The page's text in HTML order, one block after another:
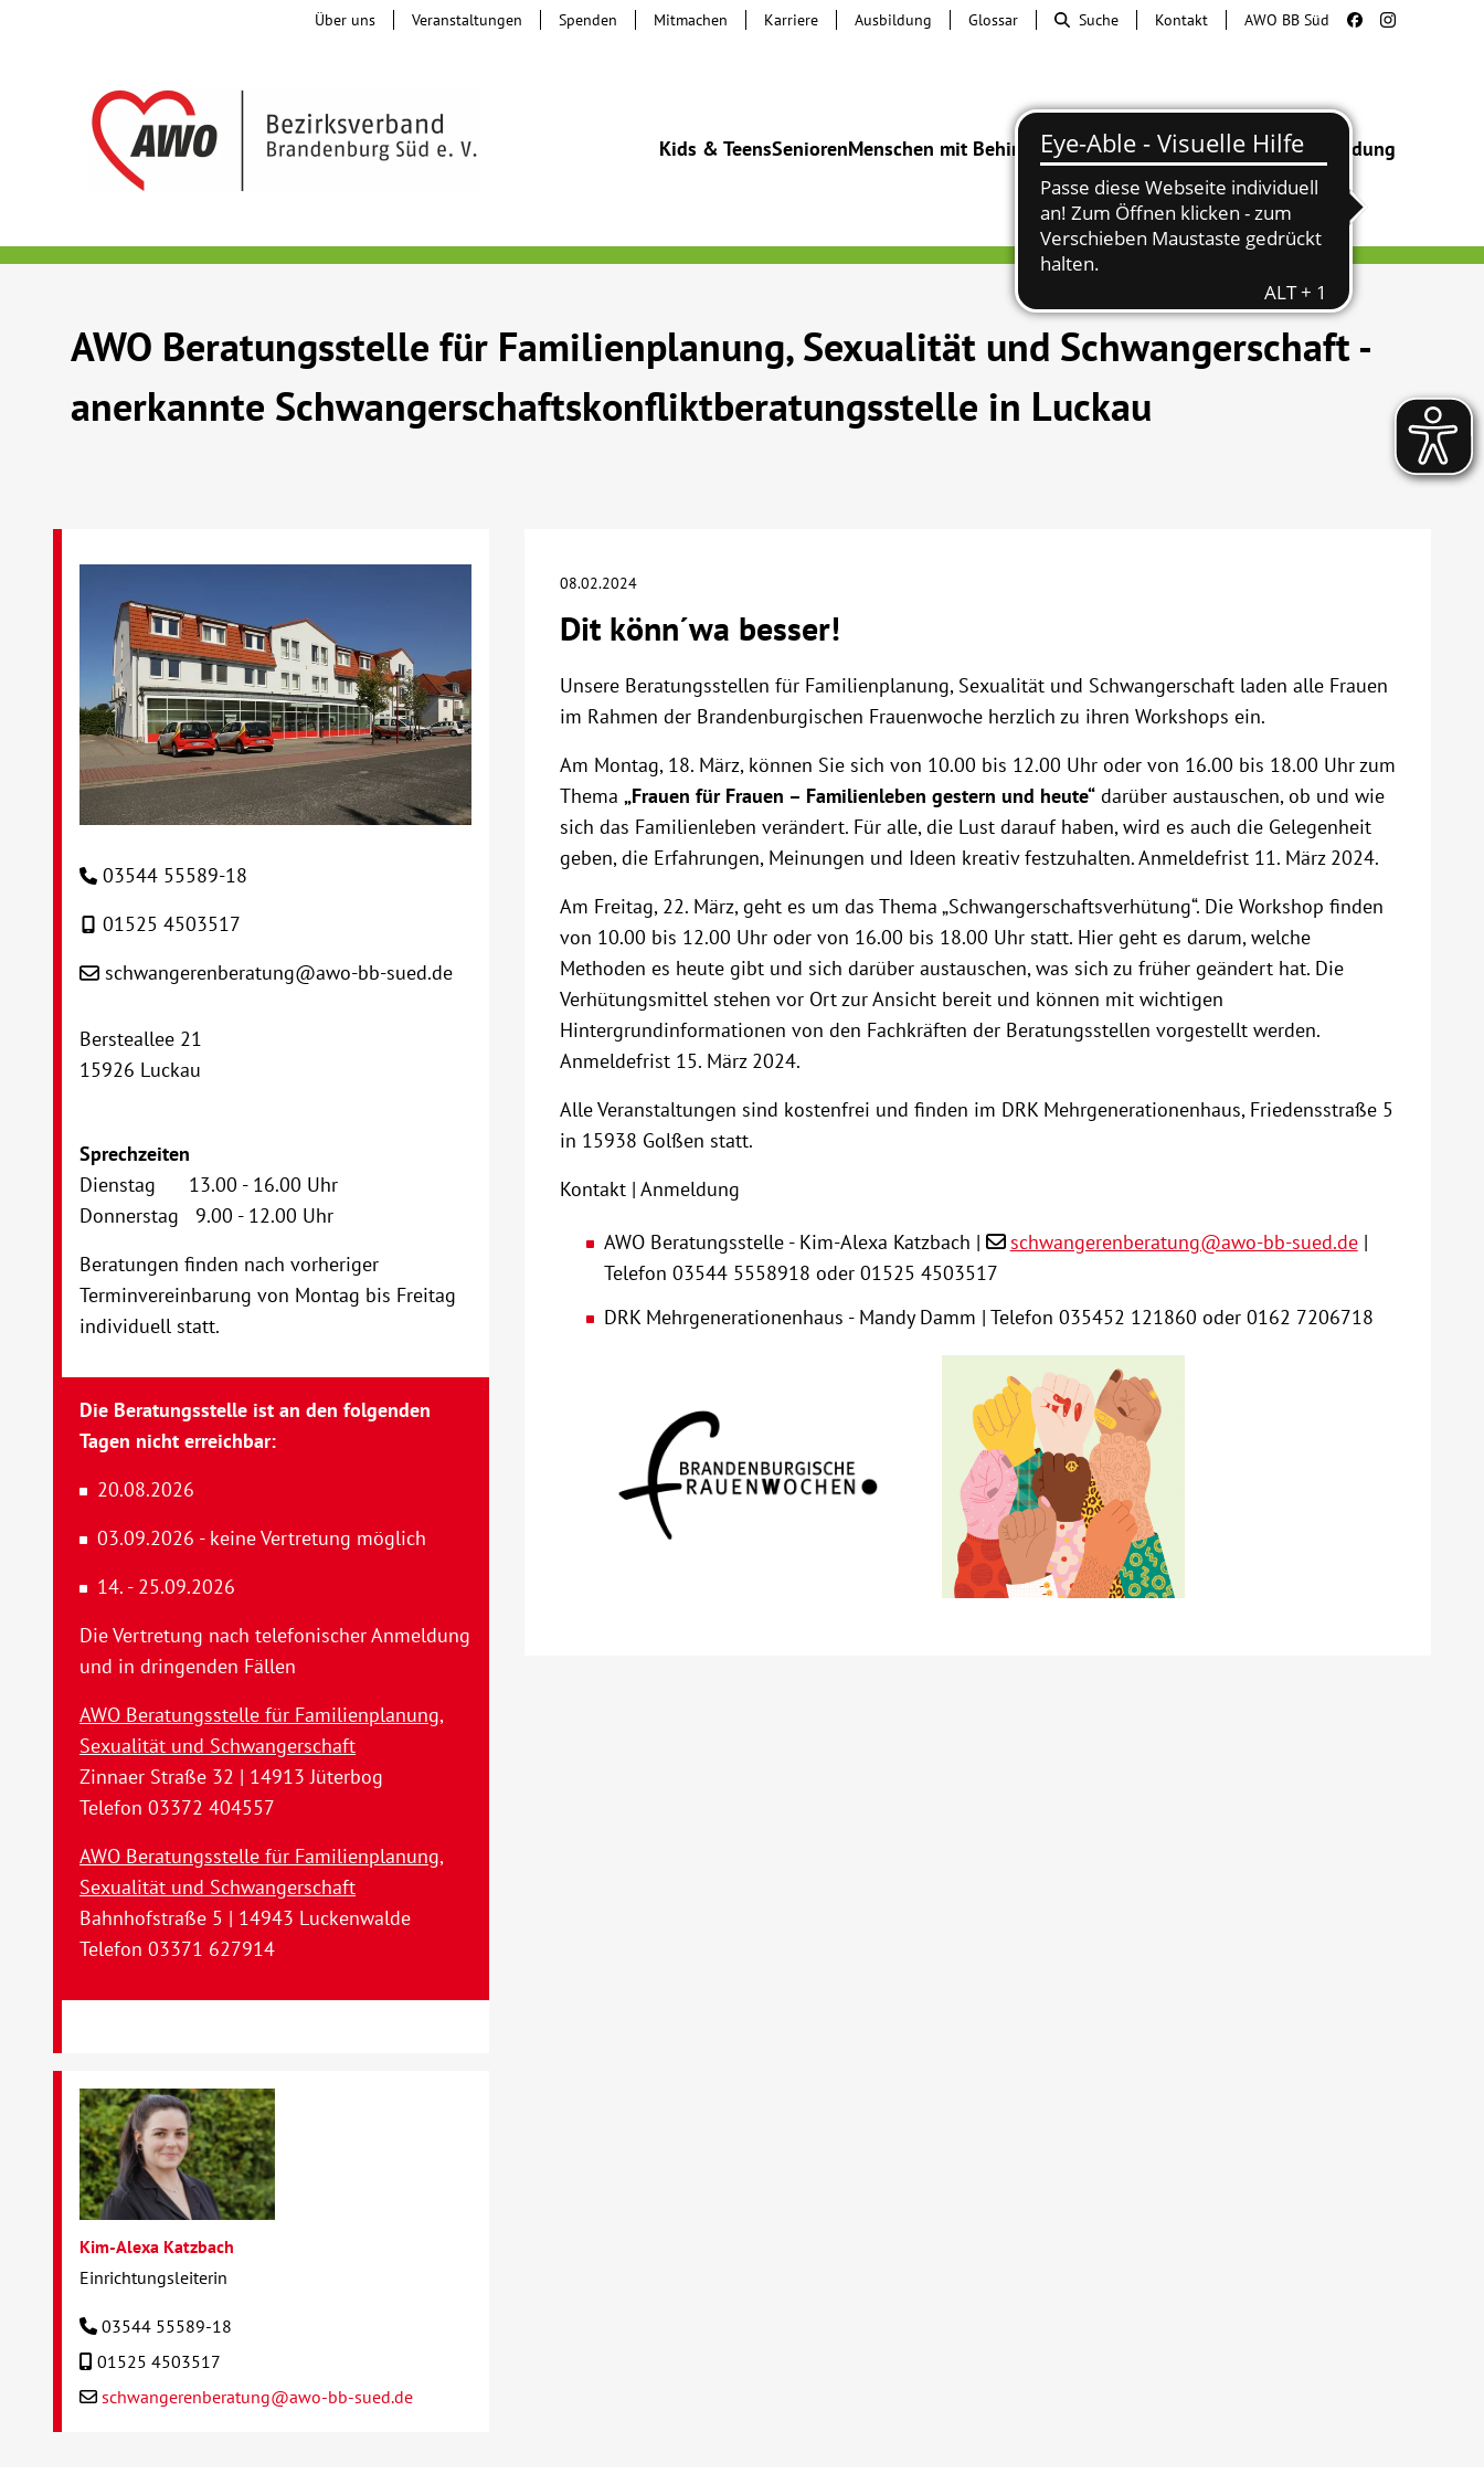
Kids & TeensSeniorenMenschen mit BehinderungBeratung & HilfeBegegnung Bildung
Über uns Veranstaltungen Spenden Mitmachen Karriere Ausbildung Glossar Suche Kontakt AWO BB Süd
AWO Beratungsstelle für Familienplanung, Sexualität und Schwangerschaft -
anerkannte Schwangerschaftskonfliktberatungsstelle in Luckau
08.02.2024
Dit könn´wa besser!
Unsere Beratungsstellen für Familienplanung, Sexualität und Schwangerschaft laden alle Frauen
im Rahmen der Brandenburgischen Frauenwoche herzlich zu ihren Workshops ein.
Am Montag, 18. März, können Sie sich von 10.00 bis 12.00 Uhr oder von 16.00 bis 18.00 Uhr zum
Thema „Frauen für Frauen – Familienleben gestern und heute“darüber austauschen, ob und wie
sich das Familienleben verändert. Für alle, die Lust darauf haben, wird es auch die Gelegenheit
geben, die Erfahrungen, Meinungen und Ideen kreativ festzuhalten. Anmeldefrist 11. März 2024.
Am Freitag, 22. März, geht es um das Thema „Schwangerschaftsverhütung“. Die Workshop finden
von 10.00 bis 12.00 Uhr oder von 16.00 bis 18.00 Uhr statt. Hier geht es darum, welche
Methoden es heute gibt und sich darüber austauschen, was sich zu früher geändert hat. Die
Verhütungsmittel stehen vor Ort zur Ansicht bereit und können mit wichtigen
Hintergrundinformationen von den Fachkräften der Beratungsstellen vorgestellt werden.
Anmeldefrist 15. März 2024.
Alle Veranstaltungen sind kostenfrei und finden im DRK Mehrgenerationenhaus, Friedensstraße 5
in 15938 Golßen statt.
Kontakt | Anmeldung
AWO Beratungsstelle - Kim-Alexa Katzbach | schwangerenberatung@awo-bb-sued.de|
Telefon 03544 5558918 oder 01525 4503517
DRK Mehrgenerationenhaus - Mandy Damm | Telefon 035452 121860 oder 0162 7206718
03544 55589-18
01525 4503517
schwangerenberatung@awo-bb-sued.de
Bersteallee 21
15926 Luckau
Sprechzeiten
Dienstag 13.00 - 16.00 Uhr
Donnerstag 9.00 - 12.00 Uhr
Beratungen finden nach vorheriger
Terminvereinbarung von Montag bis Freitag
individuell statt.
Die Beratungsstelle ist an den folgenden
Tagen nicht erreichbar:
20.08.2026
03.09.2026 - keine Vertretung möglich
14. - 25.09.2026
Die Vertretung nach telefonischer Anmeldung
und in dringenden Fällen
AWO Beratungsstelle für Familienplanung,
Sexualität und Schwangerschaft
Zinnaer Straße 32 | 14913 Jüterbog
Telefon 03372 404557
AWO Beratungsstelle für Familienplanung,
Sexualität und Schwangerschaft
Bahnhofstraße 5 | 14943 Luckenwalde
Telefon 03371 627914
Kim-Alexa Katzbach
Einrichtungsleiterin
03544 55589-18
01525 4503517
schwangerenberatung@awo-bb-sued.de